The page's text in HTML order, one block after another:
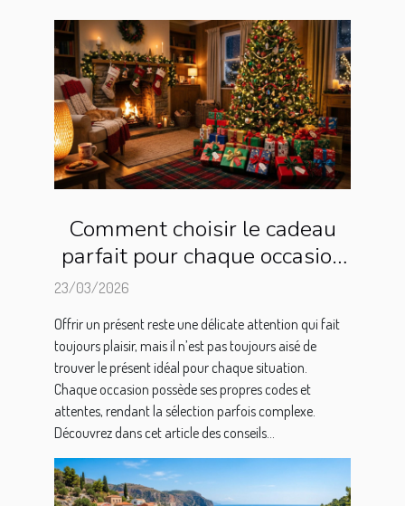
Comment choisir le cadeau
parfait pour chaque occasion
23/03/2026
Offrir un présent reste une délicate attention qui fait
toujours plaisir, mais il n’est pas toujours aisé de
trouver le présent idéal pour chaque situation.
Chaque occasion possède ses propres codes et
attentes, rendant la sélection parfois complexe.
Découvrez dans cet article des conseils...